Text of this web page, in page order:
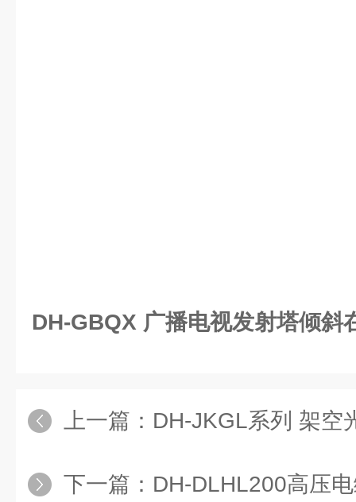
DH-GBQX 广播电视发射塔倾斜
上一篇： DH-JKGL系列 架空光缆
下一篇： DH-DLHL200高压电缆